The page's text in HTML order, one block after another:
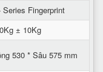
Series Fingerprint
± 10Kg
530 * Sâu 575 mm